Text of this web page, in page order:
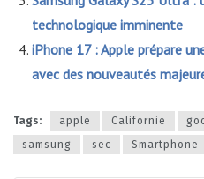
technologique imminente
iPhone 17 : Apple prépare
avec des nouveautés
Tags: apple Californie
samsung
sec Smartphone